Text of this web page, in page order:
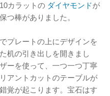
カラットの ダイヤモンドが
つ棒がありました。
プレートの上にデザインを
机の引き出しを開きまし
ーを使って、一つ一つ丁寧
アントカットのテーブルが
覚が起こります。宝石はす